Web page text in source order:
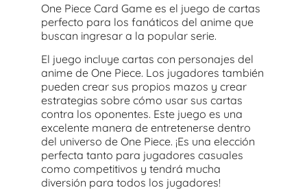
One Piece Card Game es el juego de cartas
perfecto para los fanáticos del anime que
buscan ingresar a la popular serie.
El juego incluye cartas con personajes del
anime de One Piece. Los jugadores también
pueden crear sus propios mazos y crear
estrategias sobre cómo usar sus cartas
contra los oponentes. Este juego es una
excelente manera de entretenerse dentro
del universo de One Piece. ¡Es una elección
perfecta tanto para jugadores casuales
como competitivos y tendrá mucha
diversión para todos los jugadores!